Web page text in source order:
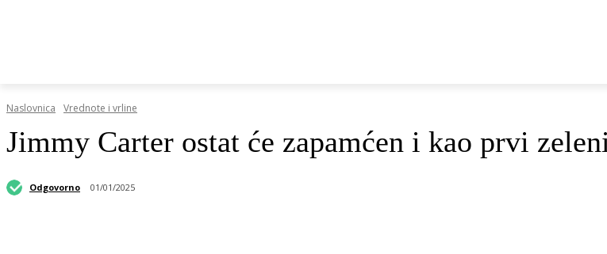
Naslovnica Vrednote i vrline
Jimmy Carter ostat će zapamćen i kao prvi
Odgovorno 01/01/2025